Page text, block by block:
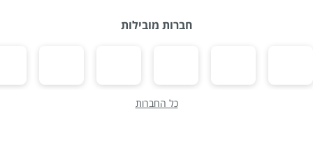
חברות מובילות
כל החברות